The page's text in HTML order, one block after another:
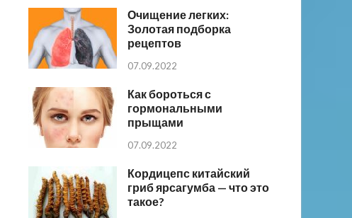
Очищение легких:
Золотая подборка
рецептов
07.09.2022
Как бороться с
гормональными
прыщами
07.09.2022
Кордицепс китайский
гриб ярсагумба — что это
такое?